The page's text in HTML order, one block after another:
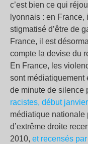
c’est bien ce qui
lyonnais : en
stigmatisé d’être de
France, il est
compte la devise du
En France, les
sont médiatiquement
de minute de silence
racistes, début
médiatique nationale
d’extrême droite
2010, et recensés